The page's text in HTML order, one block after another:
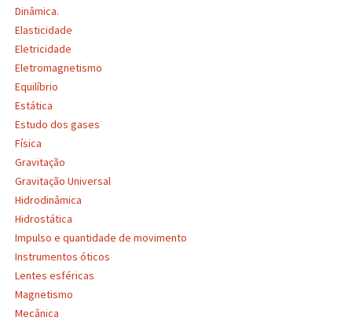
Dinâmica.
Elasticidade
Eletricidade
Eletromagnetismo
Equilíbrio
Estática
Estudo dos gases
Física
Gravitação
Gravitação Universal
Hidrodinâmica
Hidrostática
Impulso e quantidade de movimento
Instrumentos óticos
Lentes esféricas
Magnetismo
Mecânica